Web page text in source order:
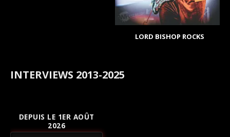
LORD BISHOP ROCKS
INTERVIEWS 2013-2025
DEPUIS LE 1ER AOÛT
2026